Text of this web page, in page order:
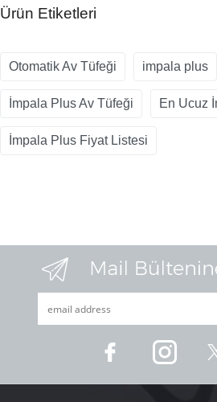
Ürün Etiketleri
Otomatik Av Tüfeği impala plus
İmpala Plus Av Tüfeği En Ucuz
İmpala Plus Fiyat Listesi